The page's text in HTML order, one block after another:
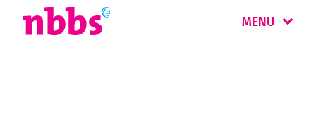
MENU